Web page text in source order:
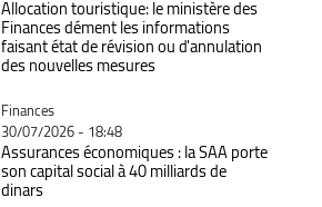
Allocation touristique: le ministère des
Finances dément les informations
faisant état de révision ou d'annulation
des nouvelles mesures
Catégorie
Finances
30/07/2026 - 18:48
Assurances économiques : la SAA porte
son capital social à 40 milliards de
dinars